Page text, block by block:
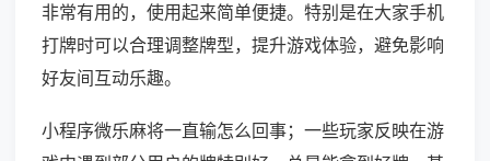
非常有用的，使用起来简单便捷。特别是在大家手机
打牌时可以合理调整牌型，提升游戏体验，避免影响
好友间互动乐趣。
小程序微乐麻将一直输怎么回事；一些玩家反映在游